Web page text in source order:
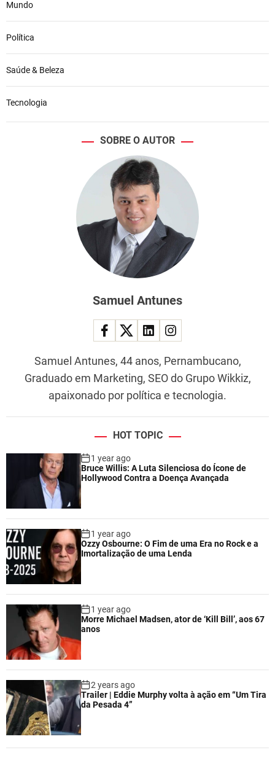
Mundo
Política
Saúde & Beleza
Tecnologia
SOBRE O AUTOR
Samuel Antunes
Samuel Antunes, 44 anos, Pernambucano,
Graduado em Marketing, SEO do Grupo Wikkiz,
apaixonado por política e tecnologia.
HOT TOPIC
1 year ago
Bruce Willis: A Luta Silenciosa do Ícone de
Hollywood Contra a Doença Avançada
1 year ago
Ozzy Osbourne: O Fim de uma Era no Rock e a
Imortalização de uma Lenda
1 year ago
Morre Michael Madsen, ator de ‘Kill Bill’, aos 67
anos
2 years ago
Trailer | Eddie Murphy volta à ação em “Um Tira
da Pesada 4”